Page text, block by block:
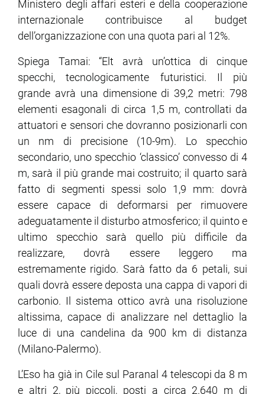
Ministero degli affari esteri e della cooperazione
internazionale contribuisce al budget
dell’organizzazione con una quota pari al 12%.
Spiega Tamai: “Elt avrà un’ottica di cinque
specchi, tecnologicamente futuristici. Il più
grande avrà una dimensione di 39,2 metri: 798
elementi esagonali di circa 1,5 m, controllati da
attuatori e sensori che dovranno posizionarli con
un nm di precisione (10-9m). Lo specchio
secondario, uno specchio ‘classico’ convesso di 4
m, sarà il più grande mai costruito; il quarto sarà
fatto di segmenti spessi solo 1,9 mm: dovrà
essere capace di deformarsi per rimuovere
adeguatamente il disturbo atmosferico; il quinto e
ultimo specchio sarà quello più difficile da
realizzare, dovrà essere leggero ma
estremamente rigido. Sarà fatto da 6 petali, sui
quali dovrà essere deposta una cappa di vapori di
carbonio. Il sistema ottico avrà una risoluzione
altissima, capace di analizzare nel dettaglio la
luce di una candelina da 900 km di distanza
(Milano-Palermo).
L’Eso ha già in Cile sul Paranal 4 telescopi da 8 m
e altri 2, più piccoli, posti a circa 2.640 m di